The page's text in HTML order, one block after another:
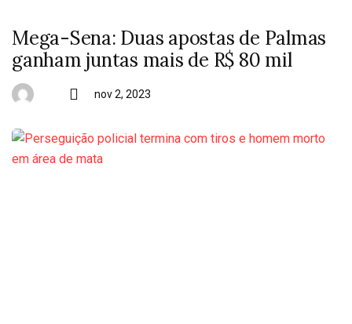
Mega-Sena: Duas apostas de Palmas
ganham juntas mais de R$ 80 mil
nov 2, 2023